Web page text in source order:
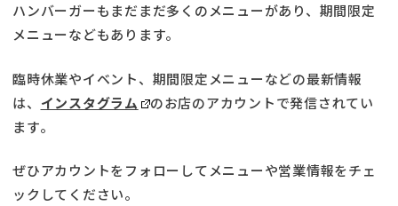
ハンバーガーもまだまだ多くのメニューがあり、期間限定
メニューなどもあります。
臨時休業やイベント、期間限定メニューなどの最新情報
は、 インスタグラム
のお店のアカウントで発信されてい
ます。
ぜひアカウントをフォローしてメニューや営業情報をチェ
ックしてください。